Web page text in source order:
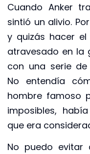
Cuando Anker
sintió un alivio.
y quizás hacer
atravesado en la
con una serie de
No entendía
hombre famoso
imposibles,
que era
No puedo